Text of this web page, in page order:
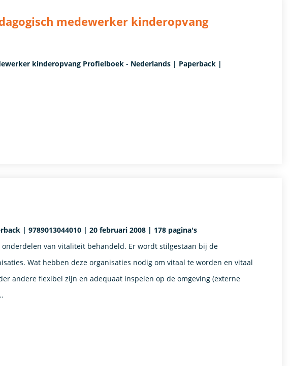
medewerker kinderopvang
kinderopvang Profielboek - Nederlands | Paperback |
| 9789013044010 | 20 februari 2008 | 178 pagina's
van vitaliteit behandeld. Er wordt stilgestaan bij de
Wat hebben deze organisaties nodig om vitaal te worden en vitaal
andere flexibel zijn en adequaat inspelen op de omgeving (externe